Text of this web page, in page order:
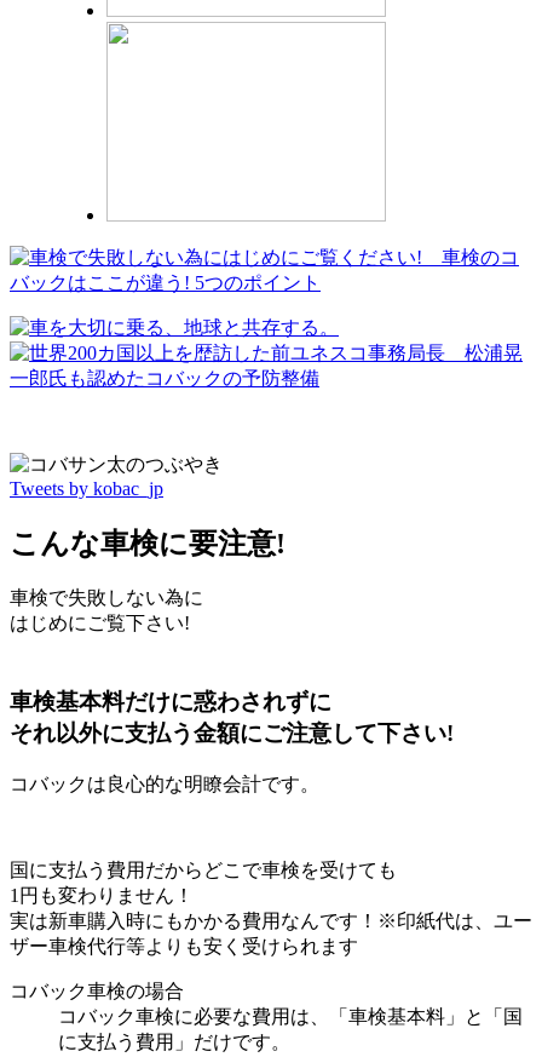
Tweets by kobac_jp
こんな車検に要注意!
車検で失敗しない為に
はじめにご覧下さい!
車検基本料だけに惑わされずに
それ以外に支払う金額にご注意して下さい!
コバックは良心的な明瞭会計です。
国に支払う費用だからどこで車検を受けても
1円も変わりません！
実は新車購入時にもかかる費用なんです！ ※印紙代は、ユー
ザー車検代行等よりも安く受けられます
コバック車検の場合
コバック車検に必要な費用は、「車検基本料」と「国
に支払う費用」だけです。